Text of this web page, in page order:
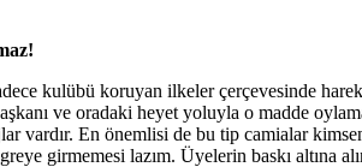
kulübü koruyan ilkeler çerçevesinde
ve oradaki heyet yoluyla o madde
vardır. En önemlisi de bu tip camialar
girmemesi lazım. Üyelerin baskı altına